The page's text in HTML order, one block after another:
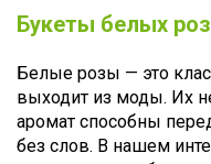
Букеты белых роз
Белые розы — это
выходит из моды. Их
аромат способны
без слов. В нашем